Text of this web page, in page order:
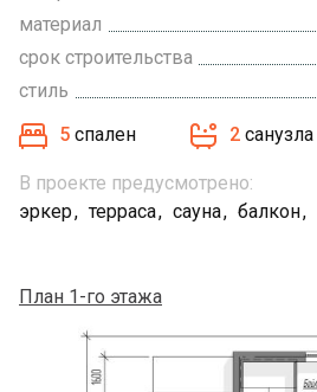
материал
срок строительства
стиль
5 спален 2 санузла
В проекте предусмотрено:
эркер
терраса сауна балкон
План 1-го этажа